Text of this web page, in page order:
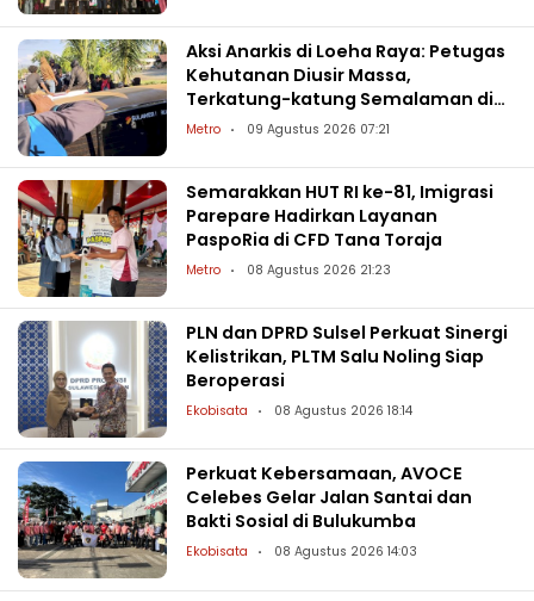
Aksi Anarkis di Loeha Raya: Petugas
Kehutanan Diusir Massa,
Terkatung-katung Semalaman di
Danau Towuti
Metro 09 Agustus 2026 07:21
Semarakkan HUT RI ke-81, Imigrasi
Parepare Hadirkan Layanan
PaspoRia di CFD Tana Toraja
Metro 08 Agustus 2026 21:23
PLN dan DPRD Sulsel Perkuat Sinergi
Kelistrikan, PLTM Salu Noling Siap
Beroperasi
Ekobisata 08 Agustus 2026 18:14
Perkuat Kebersamaan, AVOCE
Celebes Gelar Jalan Santai dan
Bakti Sosial di Bulukumba
Ekobisata 08 Agustus 2026 14:03